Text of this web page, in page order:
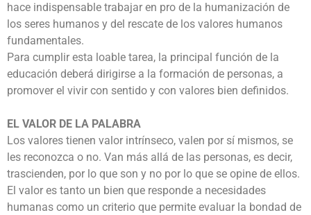
hace indispensable trabajar en pro de la humanización de
los seres humanos y del rescate de los valores humanos
fundamentales.
Para cumplir esta loable tarea, la principal función de la
educación deberá dirigirse a la formación de personas, a
promover el vivir con sentido y con valores bien definidos.
EL VALOR DE LA PALABRA
Los valores tienen valor intrínseco, valen por sí mismos, se
les reconozca o no. Van más allá de las personas, es decir,
trascienden, por lo que son y no por lo que se opine de ellos.
El valor es tanto un bien que responde a necesidades
humanas como un criterio que permite evaluar la bondad de